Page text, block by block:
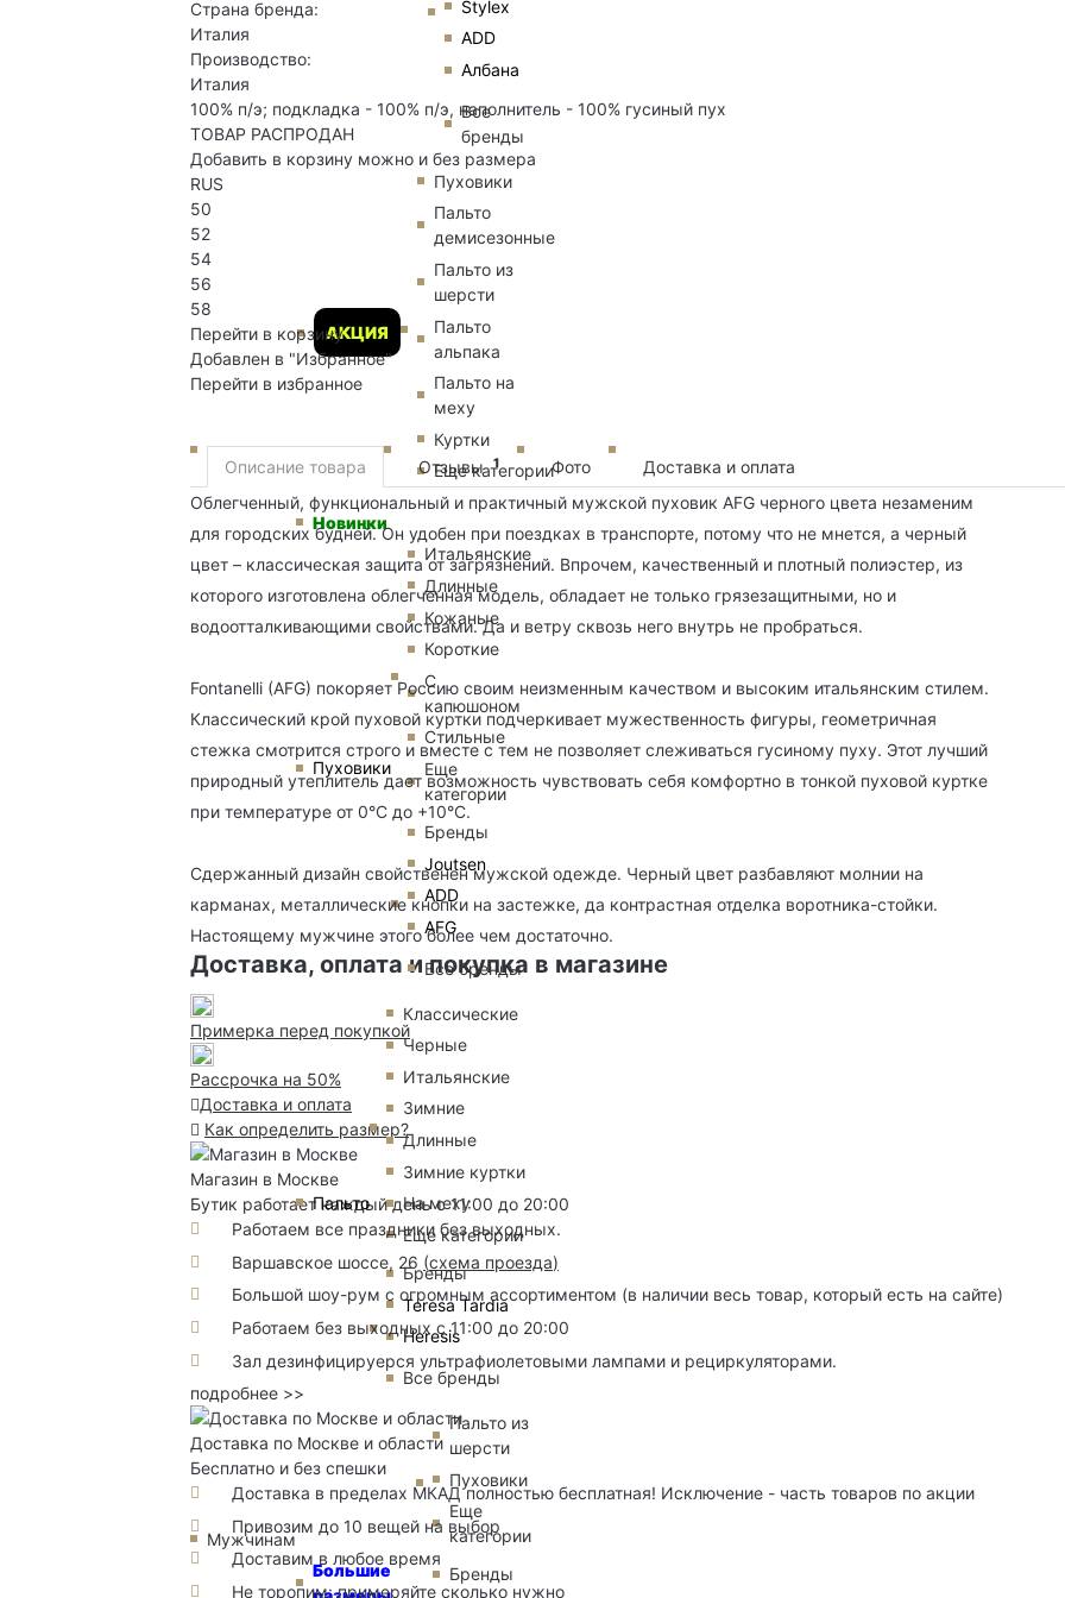
Stylex
ADD
Албана
Все
бренды
АКЦИЯ
Пуховики
Пальто
демисезонные
Пальто из
шерсти
Пальто
альпака
Пальто на
меху
Куртки
Еще категории
Мужчинам
Новинки
Пуховики
Итальянские
Длинные
Кожаные
Короткие
С
капюшоном
Стильные
Еще
категории
Бренды
Joutsen
ADD
AFG
Все бренды
Пальто
Классические
Черные
Итальянские
Зимние
Длинные
Зимние куртки
На меху
Еще категории
Бренды
Teresa Tardia
Heresis
Все бренды
Большие
Пальто из
шерсти
Пуховики
Еще
категории
Бренды
Страна бренда:
Италия
Производство:
Италия
100% п/э; подкладка - 100% п/э, наполнитель - 100% гусиный пух
ТОВАР РАСПРОДАН
Добавить в корзину можно и без размера
RUS
50
52
54
56
58
Перейти в корзину
Добавлен в "Избранное"
Перейти в избранное
Описание товара Отзывы 1 Фото
Доставка и оплата
Облегченный, функциональный и практичный мужской пуховик AFG черного цвета незаменим
для городских будней. Он удобен при поездках в транспорте, потому что не мнется, а черный
цвет – классическая защита от загрязнений. Впрочем, качественный и плотный полиэстер, из
которого изготовлена облегченная модель, обладает не только грязезащитными, но и
водоотталкивающими свойствами. Да и ветру сквозь него внутрь не пробраться.
Fontanelli (AFG) покоряет Россию своим неизменным качеством и высоким итальянским стилем.
Классический крой пуховой куртки подчеркивает мужественность фигуры, геометричная
стежка смотрится строго и вместе с тем не позволяет слеживаться гусиному пуху. Этот лучший
природный утеплитель дает возможность чувствовать себя комфортно в тонкой пуховой куртке
при температуре от 0°C до +10°C.
Сдержанный дизайн свойственен мужской одежде. Черный цвет разбавляют молнии на
карманах, металлические кнопки на застежке, да контрастная отделка воротника-стойки.
Настоящему мужчине этого более чем достаточно.
Доставка, оплата и покупка в магазине
Примерка перед покупкой
Рассрочка на 50%
Доставка и оплата
Как определить размер?
Магазин в Москве
Бутик работает каждый день с 11:00 до 20:00
Работаем все праздники без выходных.
Варшавское шоссе, 26 (схема проезда)
Большой шоу-рум с огромным ассортиментом (в наличии весь товар, который есть на сайте)
Работаем без выходных с 11:00 до 20:00
Зал дезинфицируерся ультрафиолетовыми лампами и рециркуляторами.
подробнее >>
Доставка по Москве и области
Бесплатно и без спешки
Доставка в пределах МКАД полностью бесплатная! Исключение - часть товаров по акции
Привозим до 10 вещей на выбор
Доставим в любое время
Не торопим: примеряйте сколько нужно